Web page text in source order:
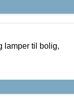
lamper til bolig,